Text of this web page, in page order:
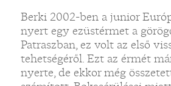
Berki 2002-ben a junior
nyert egy ezüstérmet a
Patraszban, ez volt az első
tehetségéről. Ezt az érmét
nyerte, de ekkor még